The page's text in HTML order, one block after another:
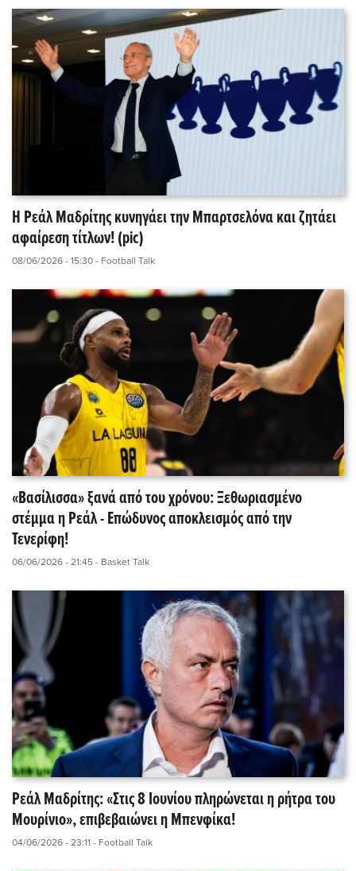
Η Ρεάλ Μαδρίτης κυνηγάει την Μπαρτσελόνα και ζητάει
αφαίρεση τίτλων! (pic)
08/06/2026 - 15:30 - Football Talk
«Βασίλισσα» ξανά από του χρόνου: Ξεθωριασμένο
στέμμα η Ρεάλ - Επώδυνος αποκλεισμός από την
Τενερίφη!
06/06/2026 - 21:45 - Basket Talk
Ρεάλ Μαδρίτης: «Στις 8 Ιουνίου πληρώνεται η ρήτρα του
Μουρίνιο», επιβεβαιώνει η Μπενφίκα!
04/06/2026 - 23:11 - Football Talk